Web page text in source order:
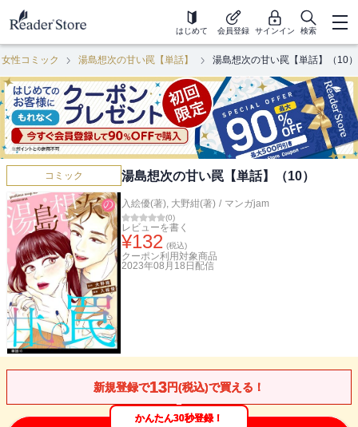
はじめて 会員登録 サインイン 検索
女性コミック 湯島想次の甘い罠【単話】 湯島想次の甘い罠【単話】（10）
コミック 湯島想次の甘い罠【単話】（10）
入絵優(著), 大野紺(著) / マンガjam
(0)
レビューを書く
¥132 (税込)
クーポン利用対象商品
2023年08月18日 配信
新規登録で13円(税込)で買える！
かんたん30秒登録！